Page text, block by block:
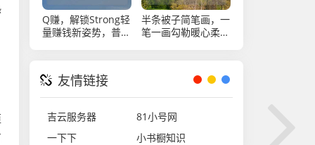
Q赚，解锁Strong轻
量赚钱新姿势，普通
半条被子简笔画，一
笔一画勾勒暖心柔软
友情链接
吉云服务器
81小号网
一下下
小书橱知识